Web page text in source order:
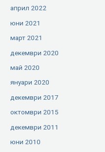
април 2022
юни 2021
март 2021
декември 2020
май 2020
януари 2020
декември 2017
октомври 2015
декември 2011
юни 2010